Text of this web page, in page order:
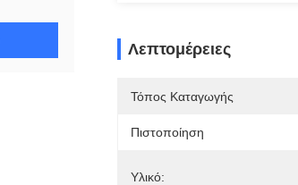
Λεπτομέρειες
Τόπος Καταγωγής
Πιστοποίηση
Υλικό: